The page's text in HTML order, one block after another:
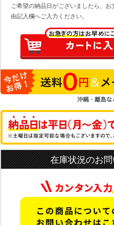
ご希望の納品日がございましたら、お
由記入欄へご入力ください。
在庫状況のお